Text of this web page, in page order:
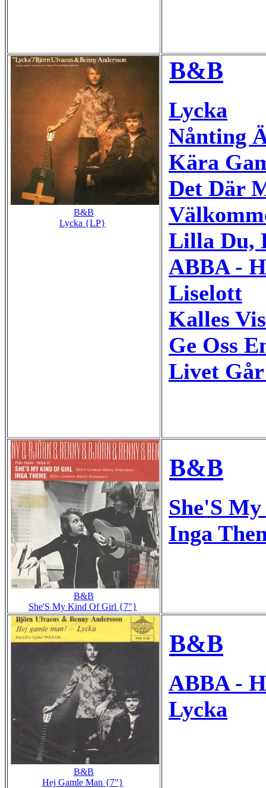
B&B
Lycka {LP}
B&B
Lycka
Nånting
Kära
Det Där
Lilla Du,
ABBA -
Liselott
Kalles
Ge Oss
Livet
B&B
She'S My Kind Of Girl {7"}
B&B
She'S
Inga
B&B
Hej Gamle Man {7"}
B&B
ABBA -
Lycka